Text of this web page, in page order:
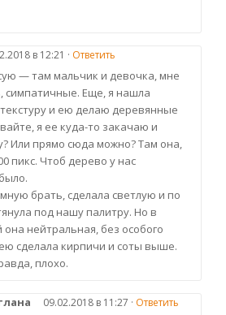
в 12:21 · Ответить
— там мальчик и девочка, мне
симпатичные. Еще, я нашла
и ею делаю деревянные
я ее куда-то закачаю и
Или прямо сюда можно? Там она,
пикс. Чтоб дерево у нас
брать, сделала светлую и по
под нашу палитру. Но в
она нейтральная, без особого
сделала кирпичи и соты выше.
плохо.
09.02.2018 в 11:27 · Ответить